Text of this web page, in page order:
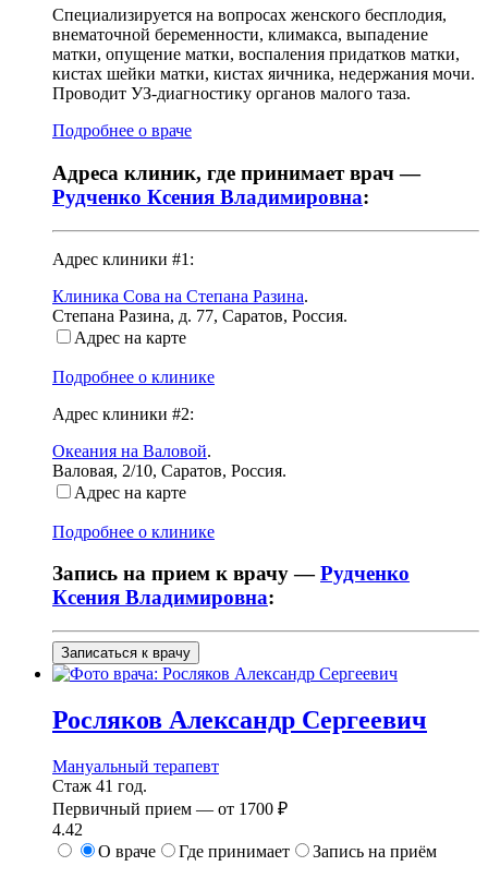
Специализируется на вопросах женского бесплодия,
внематочной беременности, климакса, выпадение
матки, опущение матки, воспаления придатков матки,
кистах шейки матки, кистах яичника, недержания мочи.
Проводит УЗ-диагностику органов малого таза.
Подробнее о враче
Адреса клиник, где принимает врач —
Рудченко Ксения Владимировна:
Адрес клиники #1:
Клиника Сова на Степана Разина.
Степана Разина, д. 77, Саратов, Россия.
Адрес на карте
Подробнее о клинике
Адрес клиники #2:
Океания на Валовой.
Валовая, 2/10, Саратов, Россия.
Адрес на карте
Подробнее о клинике
Запись на прием к врачу —Рудченко
Ксения Владимировна:
Записаться к врачу
Росляков Александр Сергеевич
Мануальный терапевт
Стаж 41 год.
Первичный прием — от 1700 ₽
4.42
О враче
Где принимает Запись на приём